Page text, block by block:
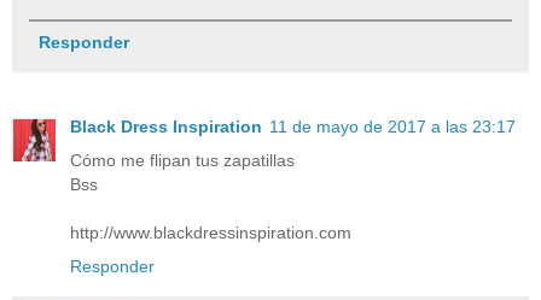
Responder
Black Dress Inspiration 11 de mayo de 2017 a las 23:17
Cómo me flipan tus zapatillas
Bss
http://www.blackdressinspiration.com
Responder